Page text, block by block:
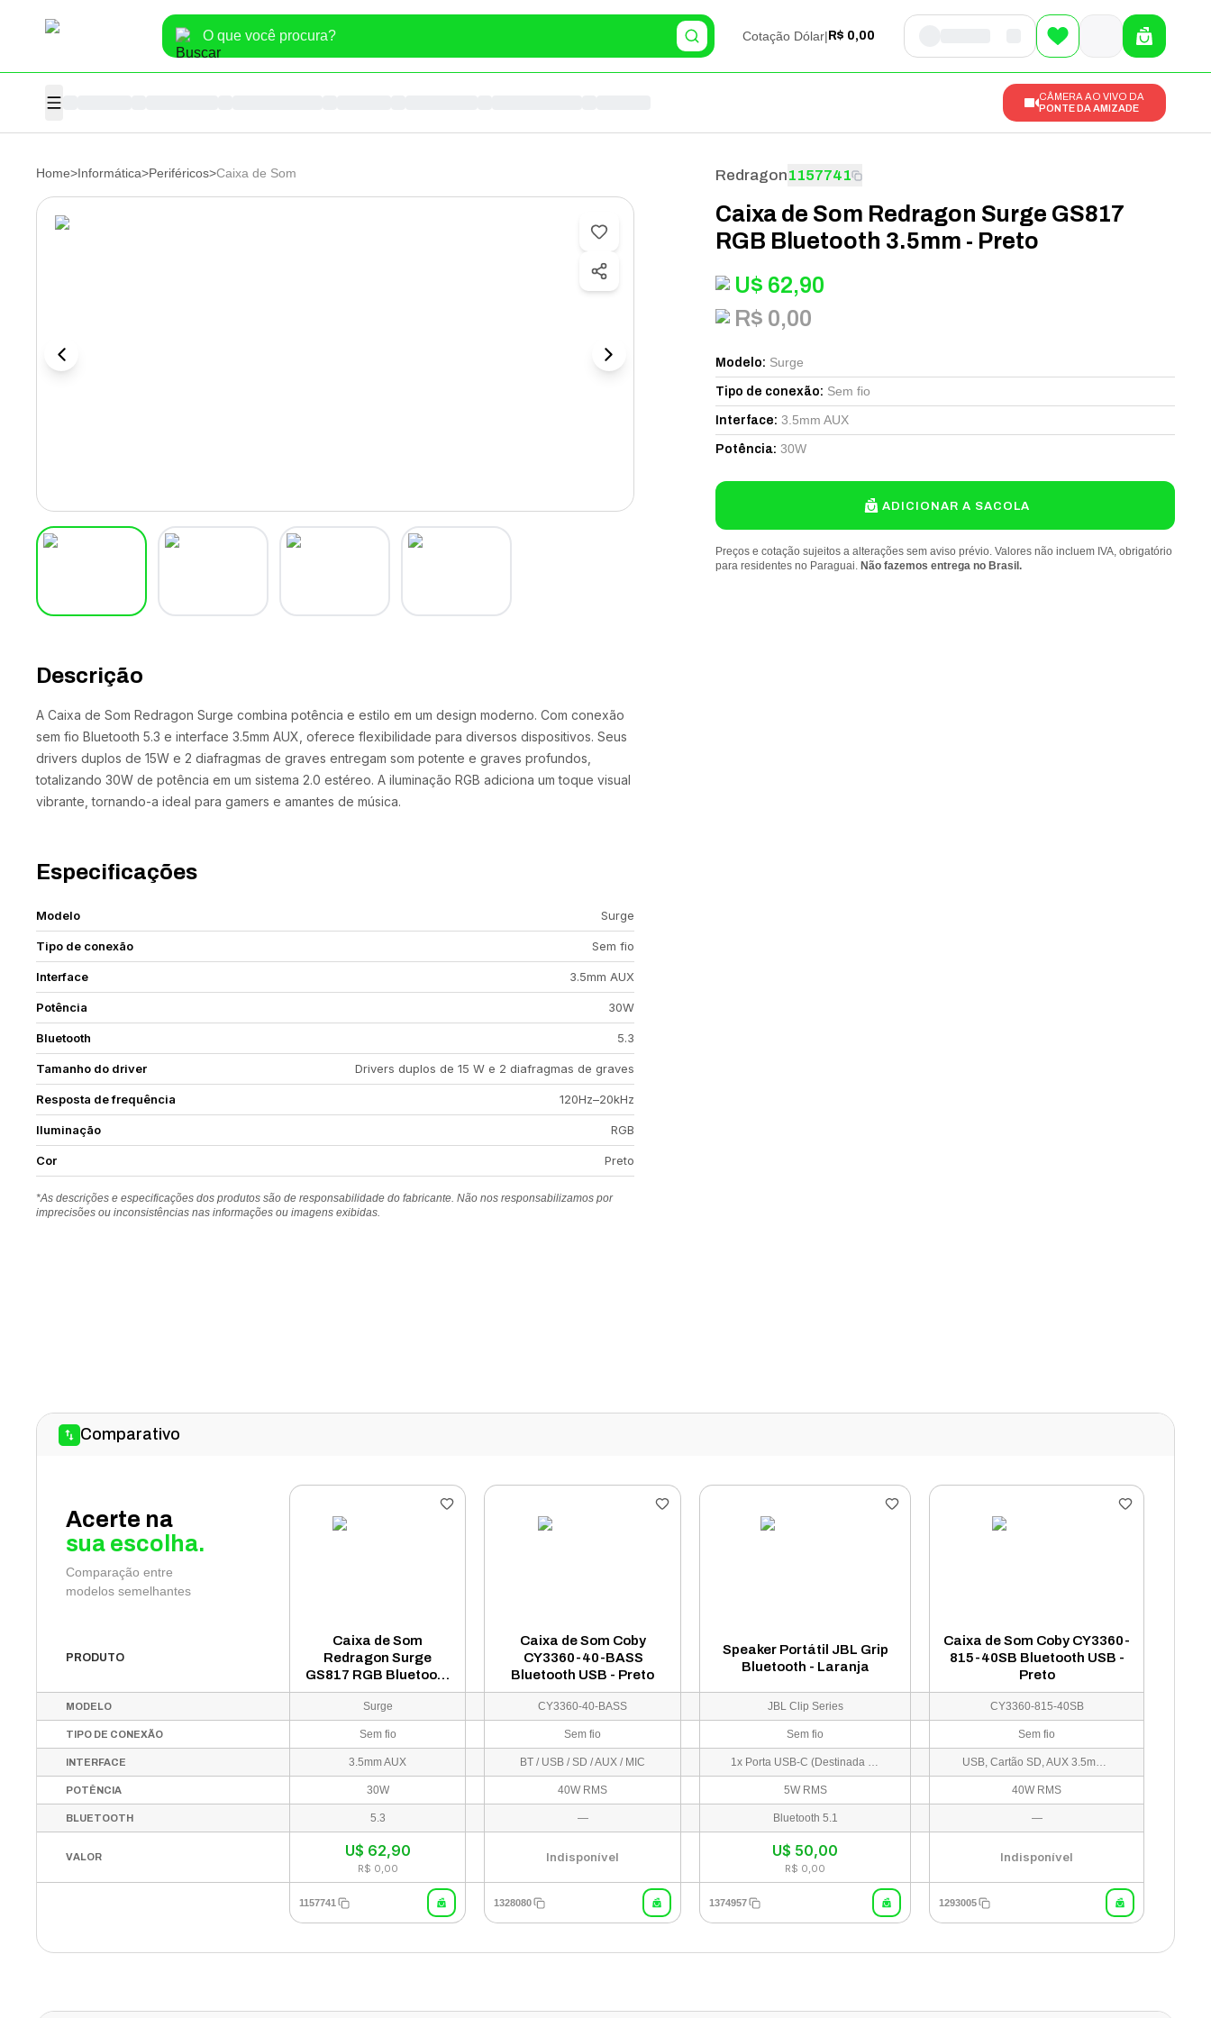
Cotação Dólar| R$ 0,00
CÂMERA AO VIVO DA
PONTE DA AMIZADE
Home>Informática>Periféricos>Caixa de Som
Descrição
A Caixa de Som Redragon Surge combina potência e estilo em um design moderno. Com conexão
sem fio Bluetooth 5.3 e interface 3.5mm AUX, oferece flexibilidade para diversos dispositivos. Seus
drivers duplos de 15W e 2 diafragmas de graves entregam som potente e graves profundos,
totalizando 30W de potência em um sistema 2.0 estéreo. A iluminação RGB adiciona um toque visual
vibrante, tornando-a ideal para gamers e amantes de música.
Especificações
Modelo Surge
Tipo de conexão Sem fio
Interface 3.5mm AUX
Potência 30W
Bluetooth 5.3
Tamanho do driver Drivers duplos de 15 W e 2 diafragmas de graves
Resposta de frequência 120Hz–20kHz
Iluminação RGB
Cor Preto
*As descrições e especificações dos produtos são de responsabilidade do fabricante. Não nos responsabilizamos por
imprecisões ou inconsistências nas informações ou imagens exibidas.
Redragon1157741
Caixa de Som Redragon Surge GS817
RGB Bluetooth 3.5mm - Preto
U$ 62,90
R$ 0,00
Modelo: Surge
Tipo de conexão: Sem fio
Interface: 3.5mm AUX
Potência: 30W
ADICIONAR A SACOLA
Preços e cotação sujeitos a alterações sem aviso prévio. Valores não incluem IVA, obrigatório
para residentes no Paraguai. Não fazemos entrega no Brasil.
Comparativo
Acerte na
sua escolha.
Comparação entre
modelos semelhantes
PRODUTO
Caixa de Som
Redragon Surge
GS817 RGB Bluetooth
3.5mm - Preto
Caixa de Som Coby
CY3360-40-BASS
Bluetooth USB - Preto
Speaker Portátil JBL Grip
Bluetooth - Laranja
Caixa de Som Coby CY3360-
815-40SB Bluetooth USB -
Preto
MODELO Surge CY3360-40-BASS JBL Clip Series CY3360-815-40SB
TIPO DE CONEXÃO Sem fio Sem fio Sem fio Sem fio
INTERFACE 3.5mm AUX BT / USB / SD / AUX / MIC 1x Porta USB-C (Destinada exclusivamente para o carregamento da bateria) USB, Cartão SD, AUX 3.5mm, Entrada para Microfone
POTÊNCIA 30W 40W RMS 5W RMS 40W RMS
BLUETOOTH 5.3 — Bluetooth 5.1 —
VALOR U$ 62,90
R$ 0,00
Indisponível U$ 50,00
R$ 0,00
Indisponível
1157741 1328080 1374957 1293005